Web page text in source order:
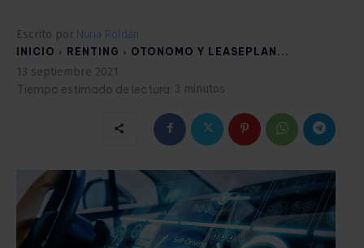
Escrito por Nuria Roldán
INICIO RENTING OTONOMO Y LEASEPLAN...
13 septiembre 2021
Tiempo estimado de lectura: 3 minutos